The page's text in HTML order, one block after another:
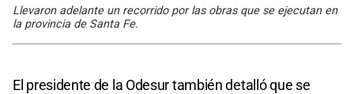
Llevaron adelante un recorrido por las obras que se ejecutan en
la provincia de Santa Fe.
El presidente de la Odesur también detalló que se